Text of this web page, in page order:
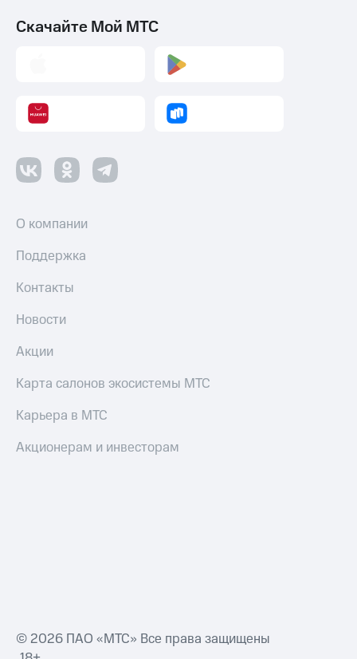
товары
Скачайте Мой МТС
О компании
Поддержка
Контакты
Новости
Акции
Карта салонов экосистемы МТС
Карьера в МТС
Акционерам и инвесторам
© 2026 ПАО «МТС» Все права защищены